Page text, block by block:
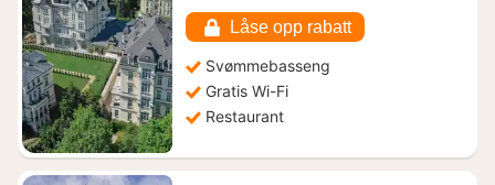
Låse opp rabatt
Svømmebasseng
Gratis Wi-Fi
Restaurant